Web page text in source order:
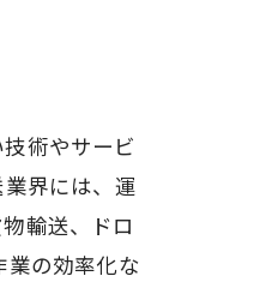
術やサービ
界には、運
輸送、ドロ
業の効率化な